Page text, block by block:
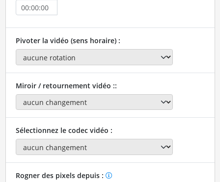
Pivoter la vidéo (sens horaire) :
Miroir / retournement vidéo ::
Sélectionnez le codec vidéo :
Rogner des pixels depuis :